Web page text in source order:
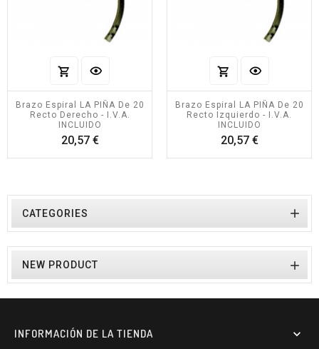
Brazo Espiral LA PIÑA De 20
Recto Derecho - I.V.A.
INCLUIDO
20,57 €Precio
Brazo Espiral LA PIÑA De 20
Recto Izquierdo - I.V.A.
INCLUIDO
20,57 €Precio
CATEGORIES 
NEW PRODUCT 
INFORMACIÓN DE LA TIENDA 